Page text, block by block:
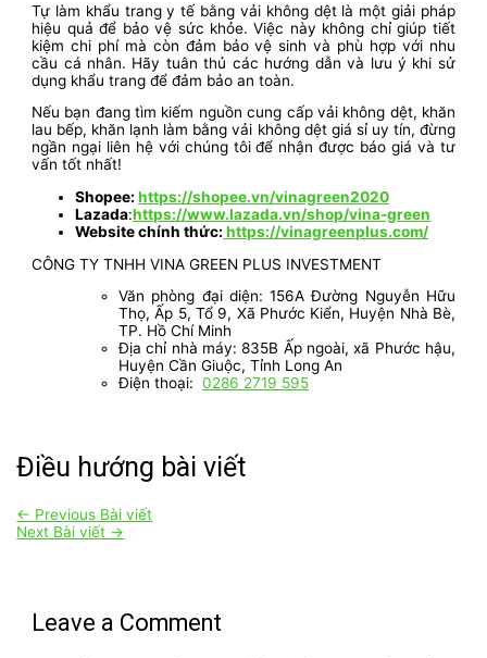
Tự làm khẩu trang y tế bằng vải không dệt là một giải pháp
hiệu quả để bảo vệ sức khỏe. Việc này không chỉ giúp tiết
kiệm chi phí mà còn đảm bảo vệ sinh và phù hợp với nhu
cầu cá nhân. Hãy tuân thủ các hướng dẫn và lưu ý khi sử
dụng khẩu trang để đảm bảo an toàn.
Nếu bạn đang tìm kiếm nguồn cung cấp vải không dệt, khăn
lau bếp, khăn lạnh làm bằng vải không dệt giá sỉ uy tín, đừng
ngần ngại liên hệ với chúng tôi để nhận được báo giá và tư
vấn tốt nhất!
Shopee:https://shopee.vn/vinagreen2020
Lazada:https://www.lazada.vn/shop/vina-green
Website chính thức: https://vinagreenplus.com/
CÔNG TY TNHH VINA GREEN PLUS INVESTMENT
Văn phòng đại diện: 156A Đường Nguyễn Hữu
Thọ, Ấp 5, Tổ 9, Xã Phước Kiển, Huyện Nhà Bè,
TP. Hồ Chí Minh
Địa chỉ nhà máy: 835B Ấp ngoài, xã Phước hậu,
Huyện Cần Giuộc, Tỉnh Long An
Điện thoại:0286 2719 595
Điều hướng bài viết
← Previous Bài viết
Next Bài viết →
Leave a Comment